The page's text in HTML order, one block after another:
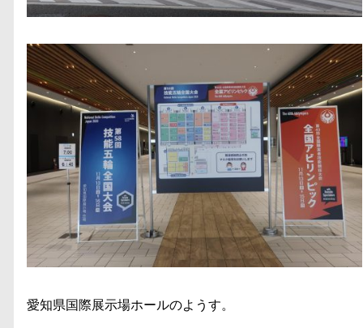
愛知県国際展示場ホールのようす。